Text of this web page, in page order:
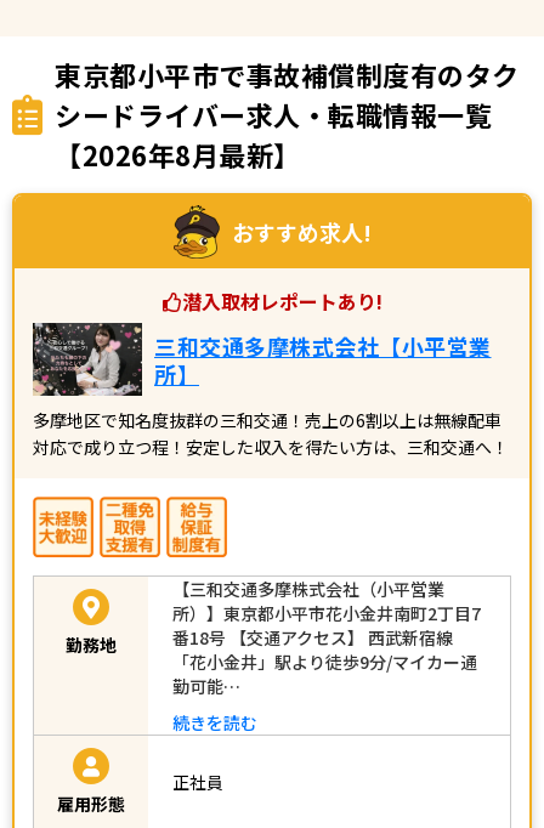
東京都小平市で事故補償制度有のタク
シードライバー求人・転職情報一覧
【2026年8月最新】
おすすめ求人!
潜入取材レポートあり!
三和交通多摩株式会社【小平営業
所】
多摩地区で知名度抜群の三和交通！売上の6割以上は無線配車
対応で成り立つ程！安定した収入を得たい方は、三和交通へ！
勤務地
【三和交通多摩株式会社（小平営業
所）】東京都小平市花小金井南町2丁目7
番18号 【交通アクセス】 西武新宿線
「花小金井」駅より徒歩9分/マイカー通
勤可能…
続きを読む
雇用形態
正社員